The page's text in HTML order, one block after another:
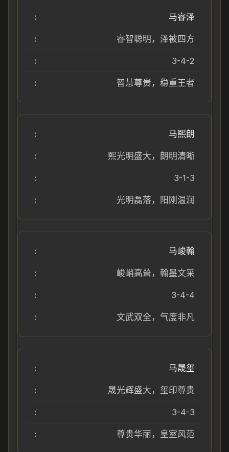
马睿泽
睿智聪明，泽被四方
3-4-2
智慧尊贵，稳重王者
马熙朗
熙光明盛大，朗明清晰
3-1-3
光明磊落，阳刚温润
马峻翰
峻峭高耸，翰墨文采
3-4-4
文武双全，气度非凡
马晟玺
晟光辉盛大，玺印尊贵
3-4-3
尊贵华丽，皇室风范